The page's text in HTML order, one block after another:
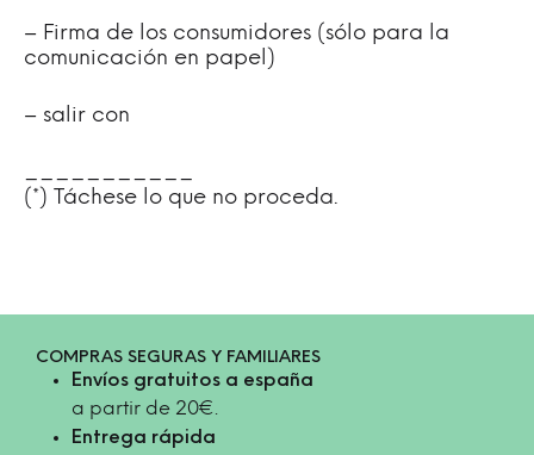
– Firma de los consumidores (sólo para la
comunicación en papel)
– salir con
___________
(*) Táchese lo que no proceda.
COMPRAS SEGURAS Y FAMILIARES
Envíos gratuitos a españa
a partir de 20€.
Entrega rápida